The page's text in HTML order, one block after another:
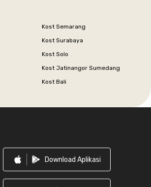
Kost Semarang
Kost Surabaya
Kost Solo
Kost Jatinangor Sumedang
Kost Bali
Download Aplikasi